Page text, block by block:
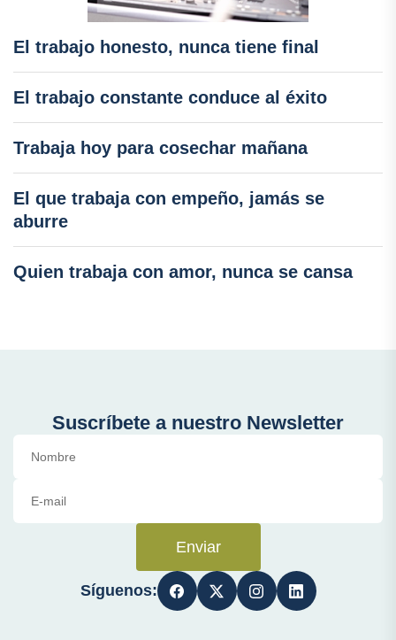
El trabajo honesto, nunca tiene final
El trabajo constante conduce al éxito
Trabaja hoy para cosechar mañana
El que trabaja con empeño, jamás se
aburre
Quien trabaja con amor, nunca se cansa
Suscríbete a nuestro Newsletter
Enviar
Síguenos: